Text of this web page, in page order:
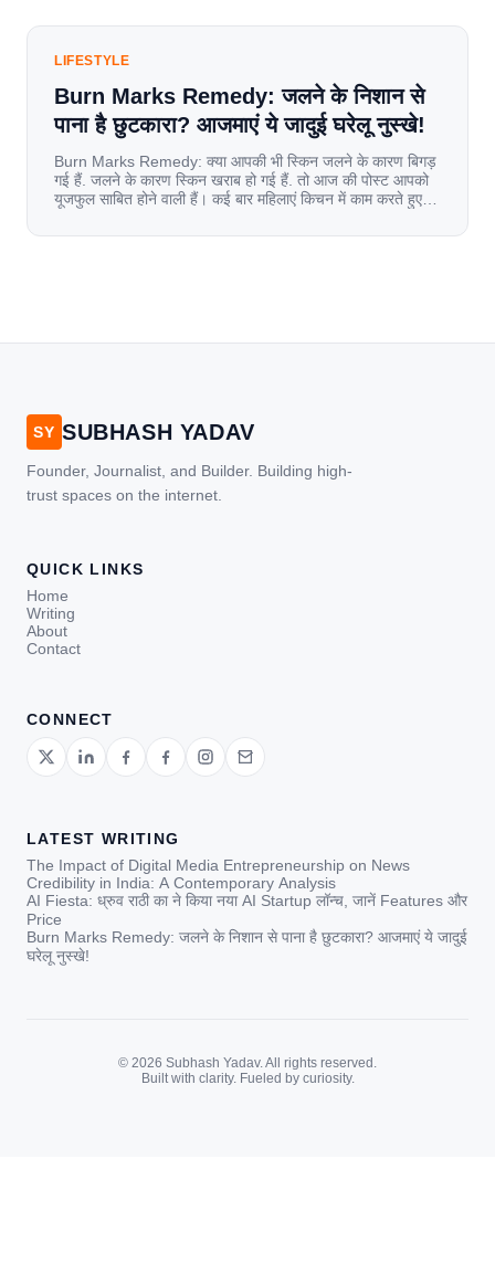
LIFESTYLE
Burn Marks Remedy: जलने के निशान से
पाना है छुटकारा? आजमाएं ये जादुई घरेलू नुस्खे!
Burn Marks Remedy: क्या आपकी भी स्किन जलने के कारण बिगड़
गई हैं. जलने के कारण स्किन खराब हो गई हैं. तो आज की पोस्ट आपको
यूजफुल साबित होने वाली हैं। कई बार महिलाएं किचन में काम करते हुए
[…]
SY SUBHASH YADAV
Founder, Journalist, and Builder. Building high-
trust spaces on the internet.
QUICK LINKS
Home
Writing
About
Contact
CONNECT
LATEST WRITING
The Impact of Digital Media Entrepreneurship on News
Credibility in India: A Contemporary Analysis
AI Fiesta: ध्रुव राठी का ने किया नया AI Startup लॉन्च, जानें Features और
Price
Burn Marks Remedy: जलने के निशान से पाना है छुटकारा? आजमाएं ये जादुई
घरेलू नुस्खे!
© 2026 Subhash Yadav. All rights reserved.
Built with clarity. Fueled by curiosity.